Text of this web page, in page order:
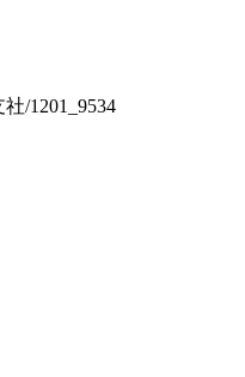
/1201_9534